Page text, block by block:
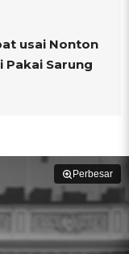
usai Nonton
Pakai Sarung
Perbesar